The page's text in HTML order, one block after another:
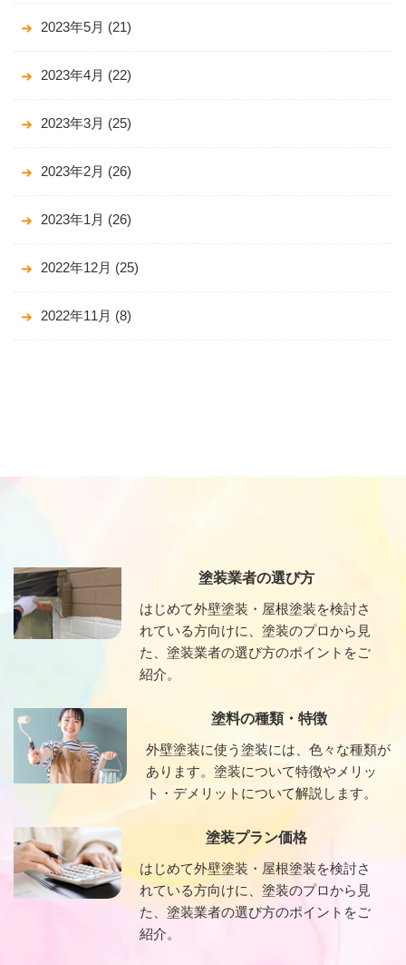
2023年5月 (21)
2023年4月 (22)
2023年3月 (25)
2023年2月 (26)
2023年1月 (26)
2022年12月 (25)
2022年11月 (8)
塗装業者の選び方
はじめて外壁塗装・屋根塗装を検討さ
れている方向けに、塗装のプロから見
た、塗装業者の選び方のポイントをご
紹介。
塗料の種類・特徴
外壁塗装に使う塗装には、色々な種類が
あります。塗装について特徴やメリッ
ト・デメリットについて解説します。
塗装プラン価格
はじめて外壁塗装・屋根塗装を検討さ
れている方向けに、塗装のプロから見
た、塗装業者の選び方のポイントをご
紹介。